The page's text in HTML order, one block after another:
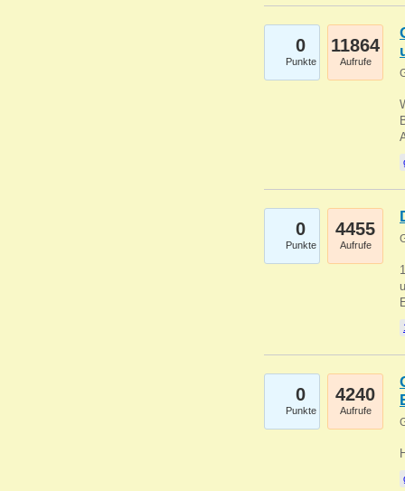
0
Punkte
11864
Aufrufe
0
Punkte
4455
Aufrufe
0
Punkte
4240
Aufrufe